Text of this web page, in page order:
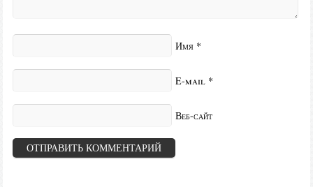
Имя *
E-mail *
Веб-сайт